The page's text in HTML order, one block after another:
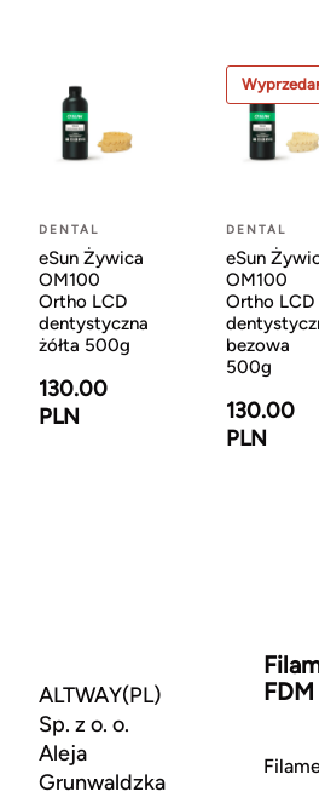
DENTAL
eSun Żywica
OM100
Ortho LCD
dentystyczna
żółta 500g
130.00
PLN
DENTAL
eSun
OM100
Ortho LCD
bezowa
500g
130.00
PLN
ALTWAY(PL)
Sp. z o. o.
Aleja
Grunwaldzka
FDM